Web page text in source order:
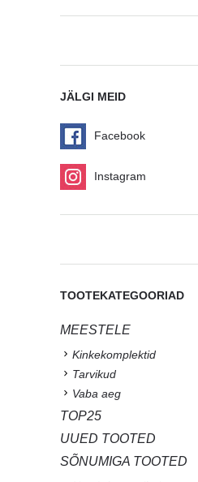
JÄLGI MEID
Facebook
Instagram
TOOTEKATEGOORIAD
MEESTELE
Kinkekomplektid
Tarvikud
Vaba aeg
TOP25
UUED TOOTED
SÕNUMIGA TOOTED